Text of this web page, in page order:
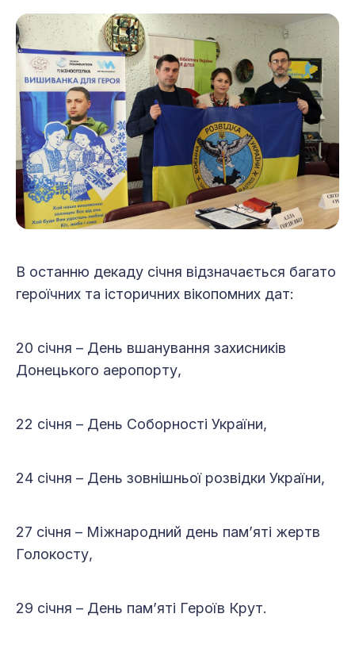
В останню декаду січня відзначається багато
героїчних та історичних вікопомних дат:
20 січня – День вшанування захисників
Донецького аеропорту,
22 січня – День Соборності України,
24 січня – День зовнішньої розвідки України,
27 січня – Міжнародний день пам’яті жертв
Голокосту,
29 січня – День пам’яті Героїв Крут.